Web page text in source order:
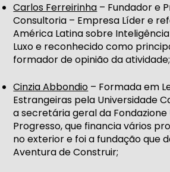
Carlos Ferreirinha – Fundador e
Consultoria – Empresa Líder e
América Latina sobre
Luxo e reconhecido como
formador de opinião da atividade;
Cinzia Abbondio – Formada em
Estrangeiras pela Universidade
a secretária geral da Fondazione
Progresso, que financia vários
no exterior e foi a fundação que
Aventura de Construir;